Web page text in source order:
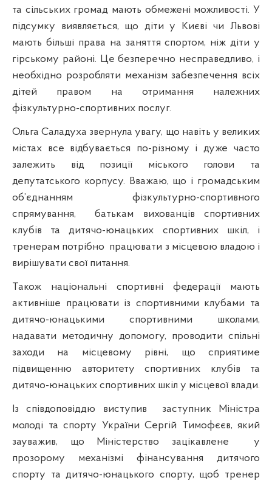
та сільських громад мають обмежені можливості. У
підсумку виявляється, що діти у Києві чи Львові
мають більші права на заняття спортом, ніж діти у
гірському районі. Це безперечно несправедливо, і
необхідно розробляти механізм забезпечення всіх
дітей правом на отримання належних
фізкультурно-спортивних послуг.
Ольга Саладуха звернула увагу, що навіть у великих
містах все відбувається по-різному і дуже часто
залежить від позиції міського голови та
депутатського корпусу. Вважаю, що і громадським
об’єднанням фізкультурно-спортивного
спрямування,
батькам вихованців спортивних
клубів та дитячо-юнацьких спортивних шкіл, і
тренерам потрібно працювати з місцевою владою і
вирішувати свої питання.
Також національні спортивні федерації мають
активніше працювати із спортивними клубами та
дитячо-юнацькими спортивними школами,
надавати методичну допомогу, проводити спільні
заходи на місцевому рівні, що сприятиме
підвищенню авторитету спортивних клубів та
дитячо-юнацьких спортивних шкіл у місцевої влади.
Із співдоповіддю виступив
заступник Міністра
молоді та спорту України Сергій Тимофєєв, який
зауважив, що Міністерство зацікавлене
у
прозорому механізмі фінансування дитячого
спорту та дитячо-юнацького спорту, щоб тренер